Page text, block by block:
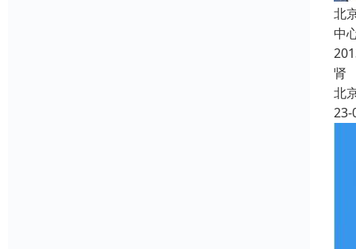
北
中
肾
北
23-